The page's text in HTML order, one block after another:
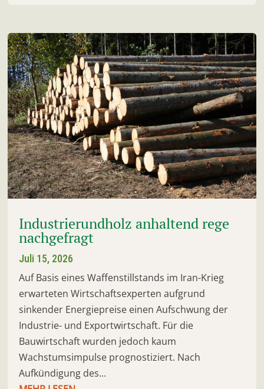
Industrierundholz anhaltend rege
nachgefragt
Juli 15, 2026
Auf Basis eines Waffenstillstands im Iran-Krieg
erwarteten Wirtschaftsexperten aufgrund
sinkender Energiepreise einen Aufschwung der
Industrie- und Exportwirtschaft. Für die
Bauwirtschaft wurden jedoch kaum
Wachstumsimpulse prognostiziert. Nach
Aufkündigung des...